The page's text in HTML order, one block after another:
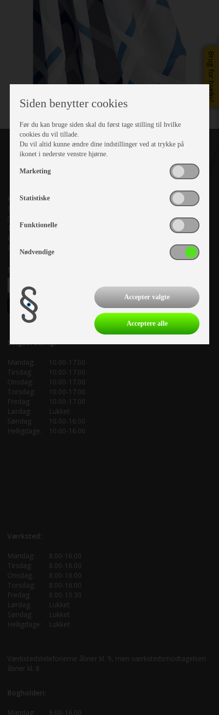
Brug for hjælp?
Kronjyllands Camping Center A/S
Suderholmen 10, 8960 Randers SØ
(Lige ud til Grenåvej)
Tlf. +45 87 10 98 70
Info@as-kcc.dk
CVR: 33 38 77 33
Samtykke til nyhedsbrev
Salgsafdeling:
Mandag:
10.00-17.00
Tirsdag:
10.00-17.00
Onsdag:
10.00-17.00
Torsdag:
10.00-17.00
Fredag:
10.00-17.00
Lørdag:
Lukket
Søndag:
10.00-16.00
Helligdage:
10.00-16.00
Værksted:
Mandag:
8.00-16.00
Tirsdag:
8.00-16.00
Onsdag:
8.00-16.00
Torsdag:
8.00-16.00
Fredag:
8.00-15.30
Lørdag:
Lukket
Søndag:
Lukket
Helligdage:
Lukket
Værkstedstelefonerne åbner kl. 9, men værkstedsmodtagelsen
åbner kl. 8.
Bogholderi:
Mandag: 9.00-16.00
Siden benytter cookies
Før du kan bruge siden skal du først tage stilling til hvilke
cookies du vil tillade.
Du vil altid kunne ændre dine indstillinger ved at trykke på
ikonet i nederste venstre hjørne.
Marketing
Statistiske
Funktionelle
Nødvendige
Accepter valgte
Acceptere alle